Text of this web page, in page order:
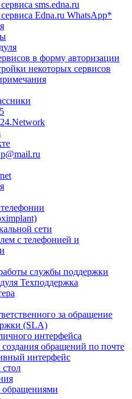
sms.edna.ru
Edna.ru WhatsApp*
в форму авторизации
некоторых сервисов
сети
с телефонией и
службы поддержки
Техподдержка
за обращение
(SLA)
интерфейса
обращений по почте
интерфейс
обращениями